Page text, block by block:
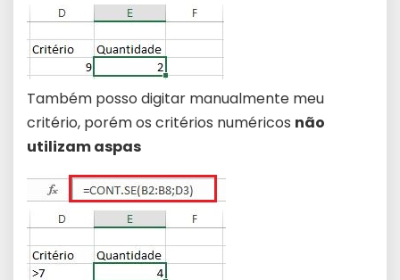
Também posso digitar manualmente meu
critério, porém os critérios numéricos não
utilizam aspas